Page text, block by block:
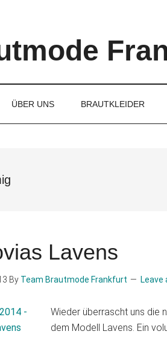
ÜBER UNS BRAUTKLEIDER
Lavens
By Team Brautmode Frankfurt Leave
Wieder überrascht uns die
dem Modell Lavens. Ein